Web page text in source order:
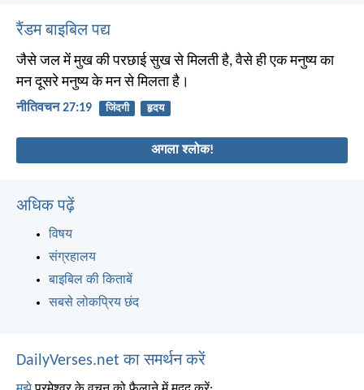
रैंडम बाइबिल पद्य
जैसे जल में मुख की परछाई सुख से मिलती है, वैसे ही एक मनुष्य का
मन दूसरे मनुष्य के मन से मिलता है।
नीतिवचन 27:19 जिंदगी हृदय
अगला श्लोक!
अधिक पढ़ें
विषय
संग्रहालय
बाइबिल की किताबें
सबसे लोकप्रिय छंद
DailyVerses.net का समर्थन करें